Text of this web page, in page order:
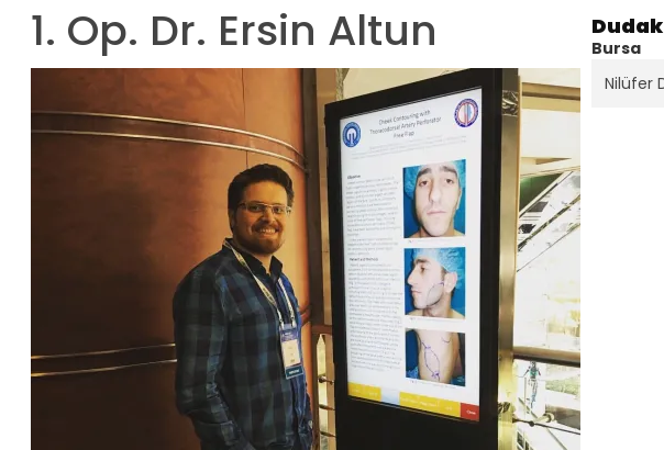
Diğer Branşlar
Bursa
Nilüfer
1. Op. Dr. Ersin Altun